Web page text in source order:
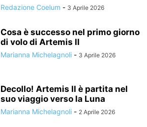
Redazione Coelum - 3 Aprile 2026
Cosa è successo nel primo giorno
di volo di Artemis II
Marianna Michelagnoli - 3 Aprile 2026
Decollo! Artemis II è partita nel
suo viaggio verso la Luna
Marianna Michelagnoli - 2 Aprile 2026